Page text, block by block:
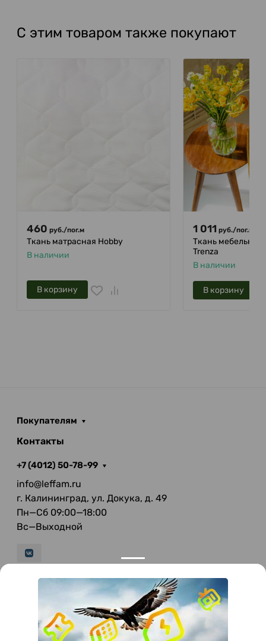
С этим товаром также покупают
460 руб./пог.м
Ткань матрасная Hobby
В наличии
В корзину
1 011 руб./пог.м
Ткань мебельная
Trenza
В наличии
В корзину
Покупателям
Контакты
+7 (4012) 50-78-99
info@leffam.ru
г. Калининград, ул. Докука, д. 49
Пн—Сб 09:00—18:00
Вс—Выходной
© 2026 LeFFAM — материалы для качественной
мягкой мебели
Получение и обработка персональных данных происходит в
соответствии с Федеральным законом от 27.07.2006 года №152-ФЗ
"О персональных данных", на условиях и для целей, определенных